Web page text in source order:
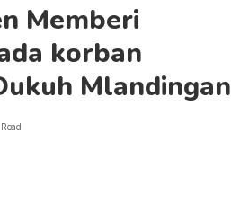
Memberi
korban
Mlandingan